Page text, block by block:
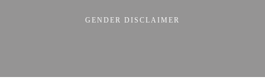
GENDER DISCLAIMER